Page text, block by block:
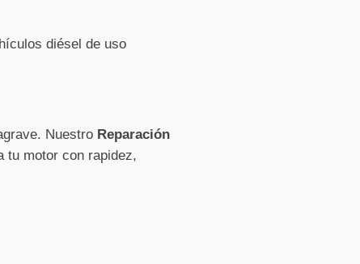
diésel de uso
Nuestro Reparación
tu motor con rapidez,